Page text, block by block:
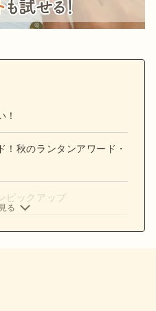
！
！秋のランタンアワード・
ピックアップ
る